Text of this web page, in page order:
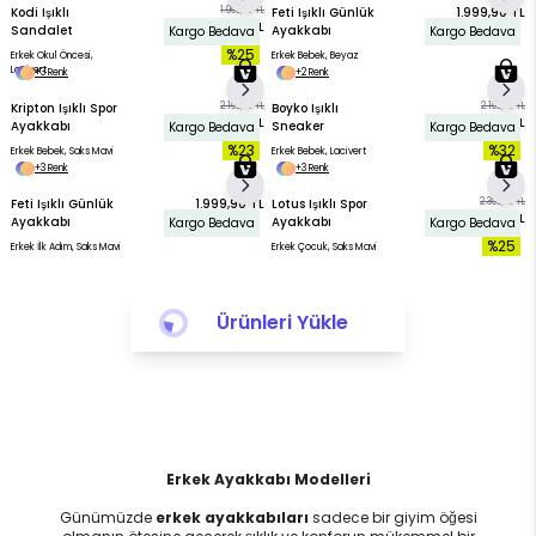
Kargo Bedava
%25
Kodi Işıklı
Sandalet
Erkek Okul Öncesi,
Lacivert
1.999,90 TL
1.499,90 TL Kargo Bedava
Feti Işıklı Günlük
Ayakkabı
Erkek Bebek, Beyaz
1.999,90 TL
Kargo Bedava
%23
+3 Renk
Kripton Işıklı Spor
Ayakkabı
Erkek Bebek, Saks Mavi
2.199,90 TL
1.699,90 TL Kargo Bedava
%32
+2 Renk
Boyko Işıklı
Sneaker
Erkek Bebek, Lacivert
2.199,90 TL
1.499,90 TL
Kargo Bedava
+3 Renk
Feti Işıklı Günlük
Ayakkabı
Erkek İlk Adım, Saks Mavi
1.999,90 TL
Kargo Bedava
%25
+3 Renk
Lotus Işıklı Spor
Ayakkabı
Erkek Çocuk, Saks Mavi
2.399,90 TL
1.799,90 TL
Ürünleri Yükle
Erkek Ayakkabı Modelleri
Günümüzde erkek ayakkabıları sadece bir giyim öğesi